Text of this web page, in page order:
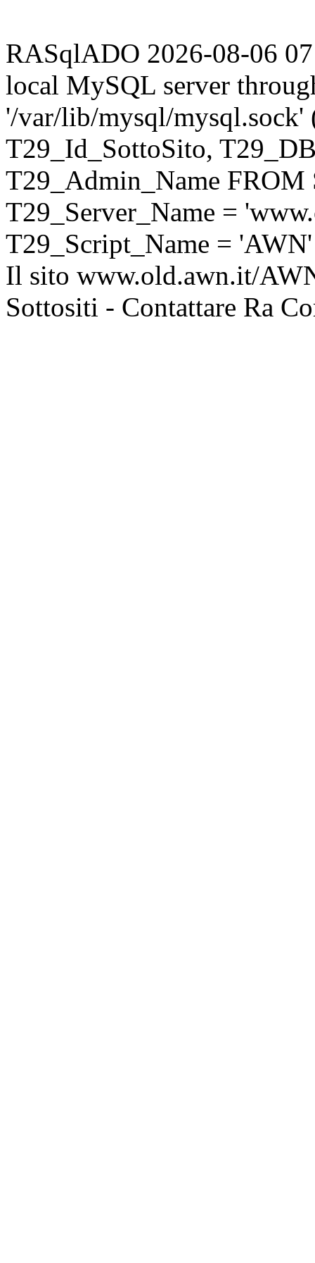
RASqlADO 2026-08-06
local MySQL server
'/var/lib/mysql/mysql.sock'
T29_Id_SottoSito,
T29_Admin_Name
T29_Server_Name =
T29_Script_Name = 'AWN'
Il sito www.old.awn.it/
Sottositi - Contattare Ra